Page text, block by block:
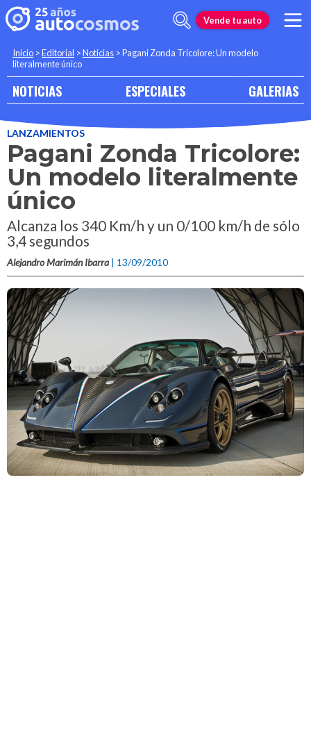
Vende tu auto
Inicio >Editorial >Noticias >Pagani Zonda Tricolore: Un modelo
literalmente único
NOTICIAS ESPECIALES GALERIAS
LANZAMIENTOS
Pagani Zonda Tricolore:
Un modelo literalmente
único
Alcanza los 340 Km/h y un 0/100 km/h de sólo
3,4 segundos
Alejandro Marimán Ibarra | 13/09/2010